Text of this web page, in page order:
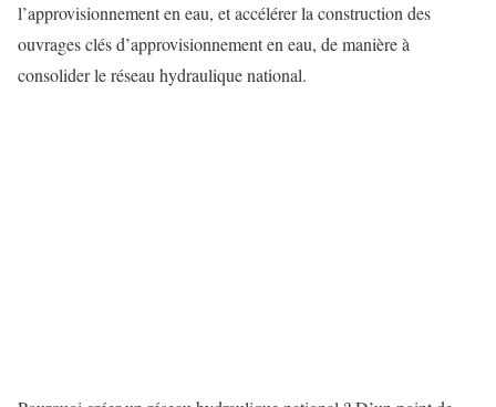
l’approvisionnement en eau, et accélérer la construction des
ouvrages clés d’approvisionnement en eau, de manière à
consolider le réseau hydraulique national.